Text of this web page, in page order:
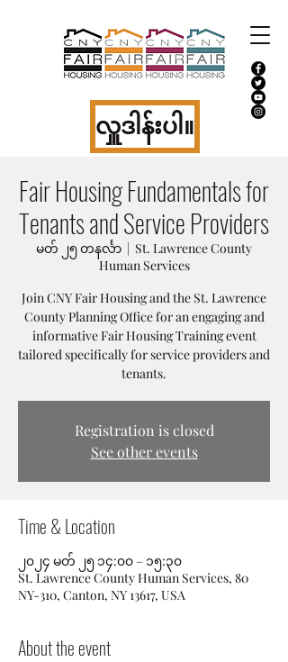
လှူဒါန်းပါ။
Fair Housing Fundamentals for
Tenants and Service Providers
မတ် ၂၅ တနင်္လာ
  |
St. Lawrence County
Human Services
Join CNY Fair Housing and the St. Lawrence
County Planning Office for an engaging and
informative Fair Housing Training event
tailored specifically for service providers and
tenants.
Registration is closed
See other events
Time & Location
၂၀၂၄ မတ် ၂၅ ၁၄:၀၀ – ၁၅:၃၀
St. Lawrence County Human Services, 80
NY-310, Canton, NY 13617, USA
About the event